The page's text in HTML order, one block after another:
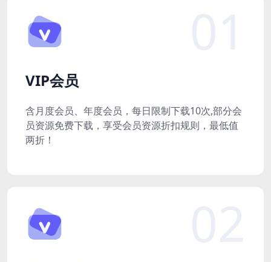
VIP会员
含月度会员、年度会员，每日限制下载10次,部分会
员资源免费下载，享受会员资源折扣规则，最低值
两折！